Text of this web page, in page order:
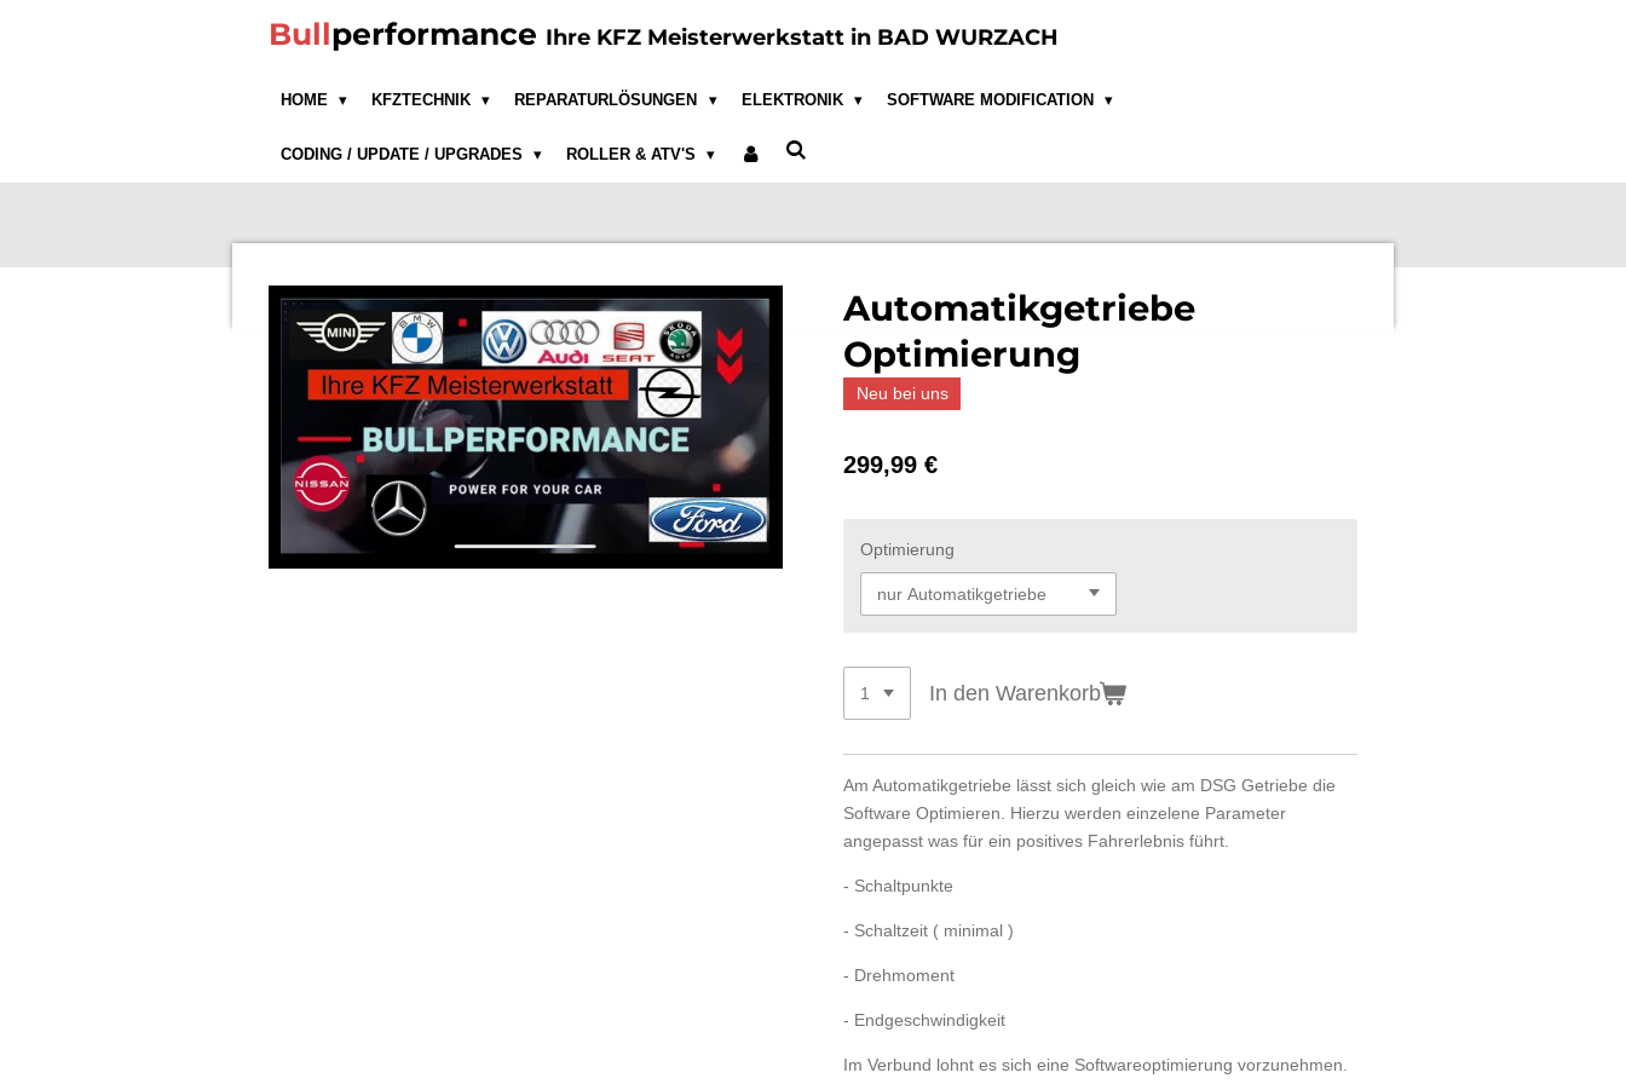
Bullperformance Ihre KFZ Meisterwerkstatt in BAD WURZACH
HOME KFZTECHNIK REPARATURLÖSUNGEN ELEKTRONIK SOFTWARE MODIFICATION
CODING / UPDATE / UPGRADES ROLLER & ATV'S
Automatikgetriebe
Optimierung
Neu bei uns
299,99 €
Optimierung
In den Warenkorb
Am Automatikgetriebe lässt sich gleich wie am DSG Getriebe die
Software Optimieren. Hierzu werden einzelene Parameter
angepasst was für ein positives Fahrerlebnis führt.
- Schaltpunkte
- Schaltzeit ( minimal )
- Drehmoment
- Endgeschwindigkeit
Im Verbund lohnt es sich eine Softwareoptimierung vorzunehmen.